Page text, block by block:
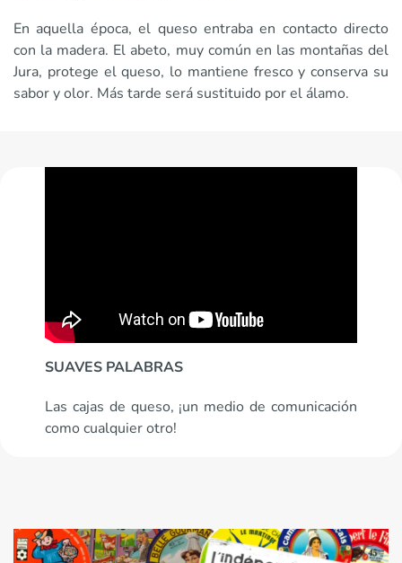
En aquella época, el queso entraba en contacto directo
con la madera. El abeto, muy común en las montañas del
Jura, protege el queso, lo mantiene fresco y conserva su
sabor y olor. Más tarde será sustituido por el álamo.
SUAVES PALABRAS
Las cajas de queso, ¡un medio de comunicación
como cualquier otro!